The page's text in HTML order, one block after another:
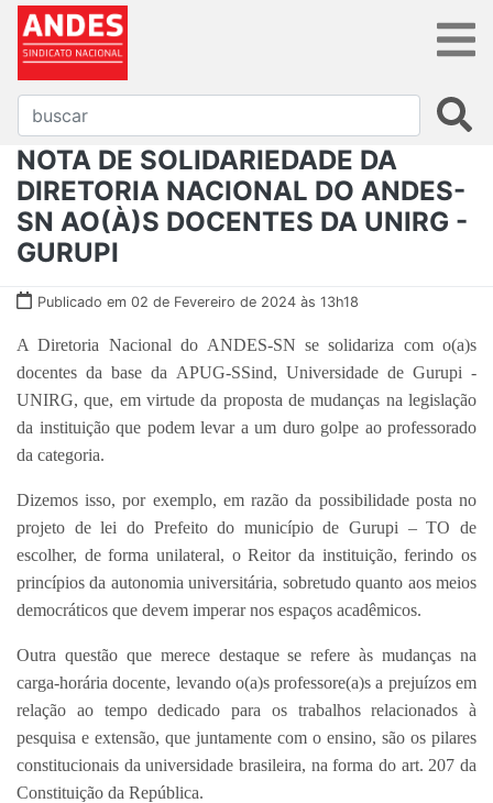
NOTA DE SOLIDARIEDADE DA
DIRETORIA NACIONAL DO ANDES-
SN AO(À)S DOCENTES DA UNIRG -
GURUPI
Publicado em 02 de Fevereiro de 2024 às 13h18
A Diretoria Nacional do ANDES-SN se solidariza com o(a)s
docentes da base da APUG-SSind, Universidade de Gurupi -
UNIRG, que, em virtude da proposta de mudanças na legislação
da instituição que podem levar a um duro golpe ao professorado
da categoria.
Dizemos isso, por exemplo, em razão da possibilidade posta no
projeto de lei do Prefeito do município de Gurupi – TO de
escolher, de forma unilateral, o Reitor da instituição, ferindo os
princípios da autonomia universitária, sobretudo quanto aos meios
democráticos que devem imperar nos espaços acadêmicos.
Outra questão que merece destaque se refere às mudanças na
carga-horária docente, levando o(a)s professore(a)s a prejuízos em
relação ao tempo dedicado para os trabalhos relacionados à
pesquisa e extensão, que juntamente com o ensino, são os pilares
constitucionais da universidade brasileira, na forma do art. 207 da
Constituição da República.